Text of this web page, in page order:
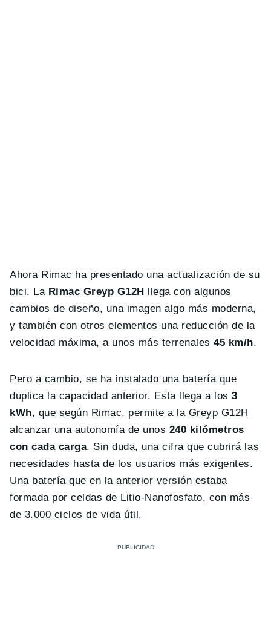
Ahora Rimac ha presentado una actualización de su
bici. La Rimac Greyp G12H llega con algunos
cambios de diseño, una imagen algo más moderna,
y también con otros elementos una reducción de la
velocidad máxima, a unos más terrenales45 km/h.
Pero a cambio, se ha instalado una batería que
duplica la capacidad anterior. Esta llega a los 3
kWh, que según Rimac, permite a la Greyp G12H
alcanzar una autonomía de unos 240 kilómetros
con cada carga. Sin duda, una cifra que cubrirá las
necesidades hasta de los usuarios más exigentes.
Una batería que en la anterior versión estaba
formada por celdas de Litio-Nanofosfato, con más
de 3.000 ciclos de vida útil.